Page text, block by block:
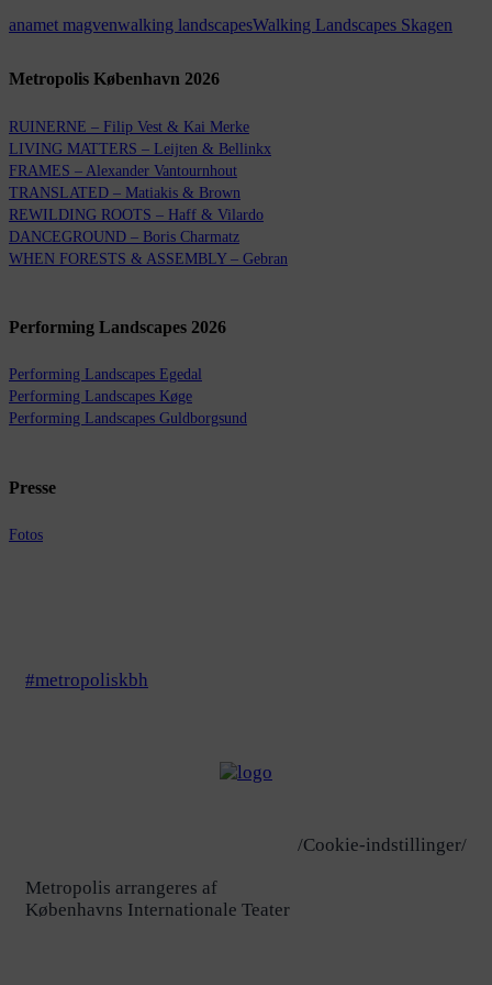
anamet magvenwalking landscapesWalking Landscapes Skagen
Metropolis København 2026
RUINERNE – Filip Vest & Kai Merke
LIVING MATTERS – Leijten & Bellinkx
FRAMES – Alexander Vantournhout
TRANSLATED – Matiakis & Brown
REWILDING ROOTS – Haff & Vilardo
DANCEGROUND – Boris Charmatz
WHEN FORESTS & ASSEMBLY – Gebran
Performing Landscapes 2026
Performing Landscapes Egedal
Performing Landscapes Køge
Performing Landscapes Guldborgsund
Presse
Fotos
#metropoliskbh
/Cookie-indstillinger/
Metropolis arrangeres af
Københavns Internationale Teater